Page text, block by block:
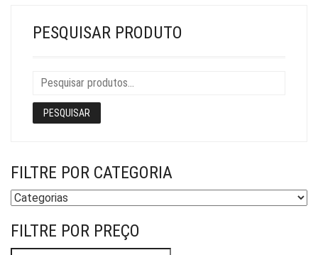
PESQUISAR PRODUTO
PESQUISAR
FILTRE POR CATEGORIA
FILTRE POR PREÇO